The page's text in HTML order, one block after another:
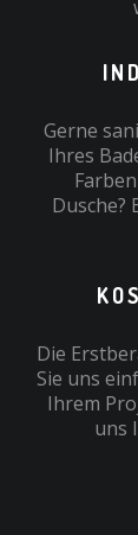
Gerne
Ihres
Dusche?
Die
Sie uns
Ihrem
uns